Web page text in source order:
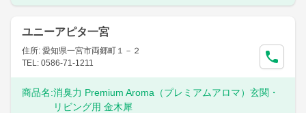
ユニーアピタ一宮
住所: 愛知県一宮市両郷町１－２
TEL: 0586-71-1211
商品名:消臭力 Premium Aroma（プレミアムアロマ）玄関・
リビング用 金木犀